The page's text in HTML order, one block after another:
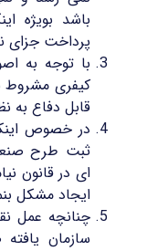
باشد بویژه
پرداخت جزای
با توجه به
کیفری مشروط
قابل دفاع به
در خصوص
ثبت طرح
ای در قانون
ایجاد مشکل
چنانچه عمل
سازمان